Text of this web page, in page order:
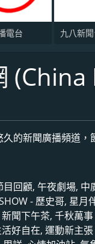
電台
的新聞廣播頻道
回顧, 午夜劇場,
- 歷史哥, 星
聞下午茶, 千秋萬
好自在, 運動新主